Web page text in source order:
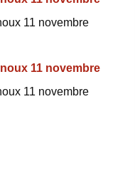
11 novembre
11 novembre